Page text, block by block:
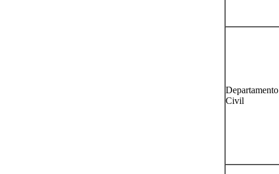
Departamento
Civil